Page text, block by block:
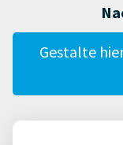
Gestalte